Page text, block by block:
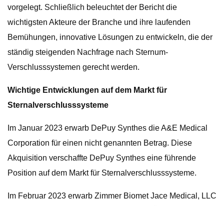
vorgelegt. Schließlich beleuchtet der Bericht die
wichtigsten Akteure der Branche und ihre laufenden
Bemühungen, innovative Lösungen zu entwickeln, die der
ständig steigenden Nachfrage nach Sternum-
Verschlusssystemen gerecht werden.
Wichtige Entwicklungen auf dem Markt für
Sternalverschlusssysteme
Im Januar 2023 erwarb DePuy Synthes die A&E Medical
Corporation für einen nicht genannten Betrag. Diese
Akquisition verschaffte DePuy Synthes eine führende
Position auf dem Markt für Sternalverschlusssysteme.
Im Februar 2023 erwarb Zimmer Biomet Jace Medical, LLC